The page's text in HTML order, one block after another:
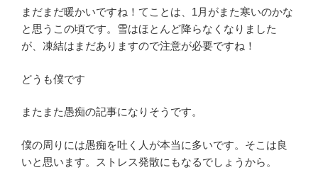
まだまだ暖かいですね！てことは、1月がまた寒いのかな
と思うこの頃です。雪はほとんど降らなくなりました
が、凍結はまだありますので注意が必要ですね！
どうも僕です
またまた愚痴の記事になりそうです。
僕の周りには愚痴を吐く人が本当に多いです。そこは良
いと思います。ストレス発散にもなるでしょうから。